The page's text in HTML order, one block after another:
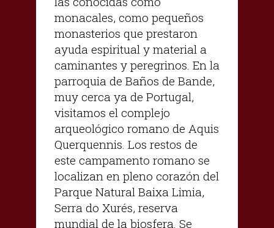
monacales, como pequeños
monasterios que prestaron
ayuda espiritual y material a
caminantes y peregrinos. En la
parroquia de Baños de Bande,
muy cerca ya de Portugal,
visitamos el complejo
arqueológico romano de Aquis
Querquennis. Los restos de
este campamento romano se
localizan en pleno corazón del
Parque Natural Baixa Limia,
Serra do Xurés, reserva
mundial de la biosfera. Se